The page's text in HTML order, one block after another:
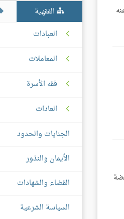
الفقهية
العبادات
المعاملات
فقه الأسرة
العادات
الجنايات والحدود
الأيمان والنذور
القضاء والشهادات
السياسة الشرعية